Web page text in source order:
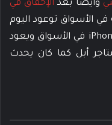
وأيضاً بعد الإخفاق في
الأسواق توعود اليوم
أبل لسابق عهدها وتطرح هاتف iPhone X في الأسواق ويعود
أبل كما كان يحدث